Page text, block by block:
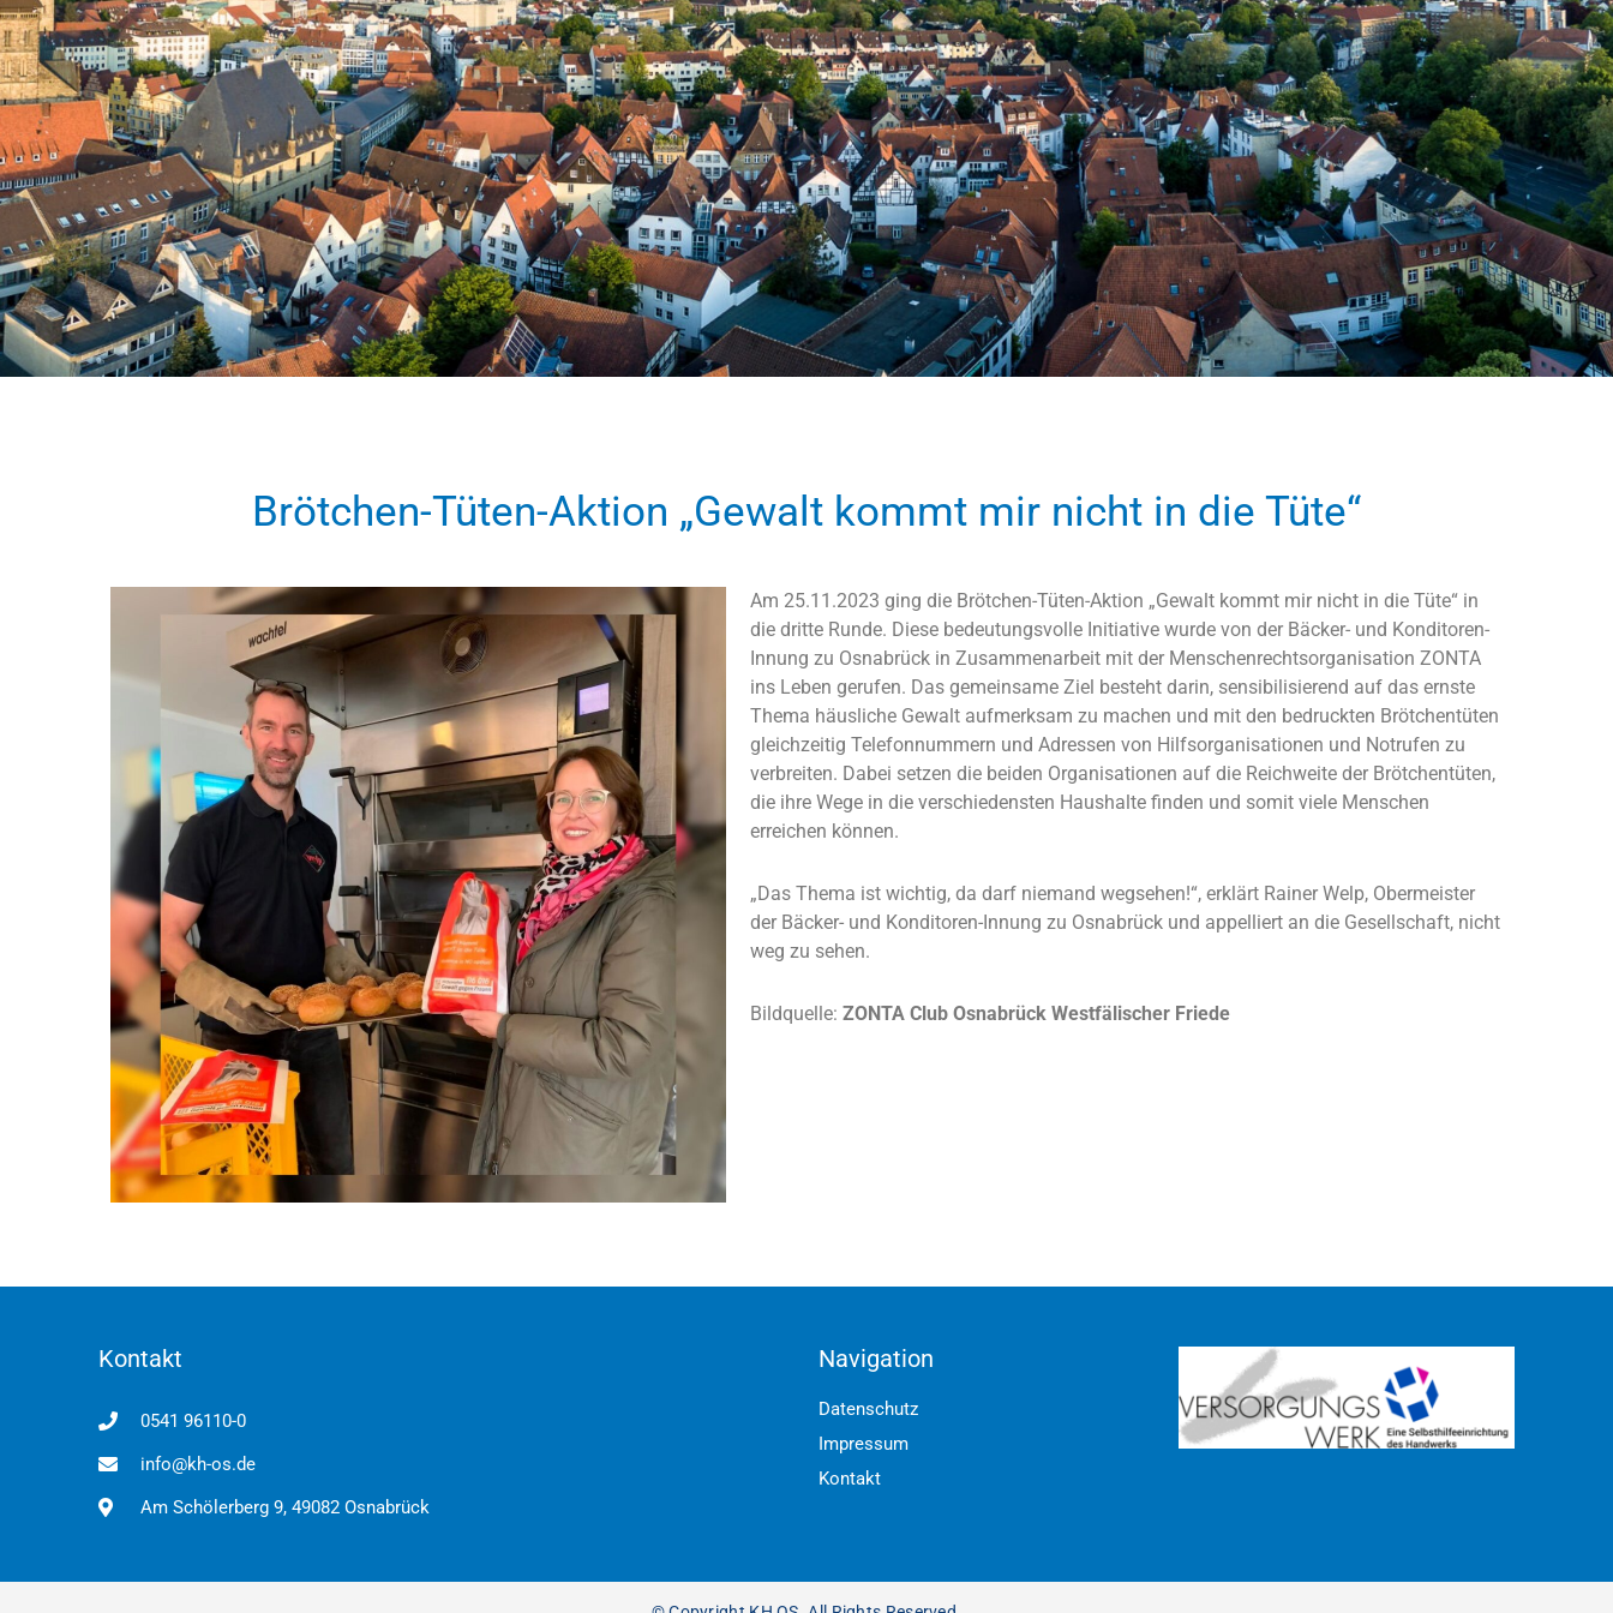
Brötchen-Tüten-Aktion „Gewalt kommt mir nicht in die Tüte“
Am 25.11.2023 ging die Brötchen-Tüten-Aktion „Gewalt kommt mir nicht in die Tüte“ in
die dritte Runde. Diese bedeutungsvolle Initiative wurde von der Bäcker- und Konditoren-
Innung zu Osnabrück in Zusammenarbeit mit der Menschenrechtsorganisation ZONTA
ins Leben gerufen. Das gemeinsame Ziel besteht darin, sensibilisierend auf das ernste
Thema häusliche Gewalt aufmerksam zu machen und mit den bedruckten Brötchentüten
gleichzeitig Telefonnummern und Adressen von Hilfsorganisationen und Notrufen zu
verbreiten. Dabei setzen die beiden Organisationen auf die Reichweite der Brötchentüten,
die ihre Wege in die verschiedensten Haushalte finden und somit viele Menschen
erreichen können.
„Das Thema ist wichtig, da darf niemand wegsehen!“, erklärt Rainer Welp, Obermeister
der Bäcker- und Konditoren-Innung zu Osnabrück und appelliert an die Gesellschaft, nicht
weg zu sehen.
Bildquelle: ZONTA Club Osnabrück Westfälischer Friede
Kontakt
0541 96110-0
info@kh-os.de
Am Schölerberg 9, 49082 Osnabrück
Navigation
Datenschutz
Impressum
Kontakt